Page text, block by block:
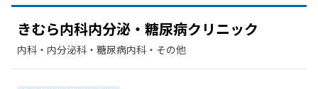
きむら内科内分泌・糖尿病クリニック
内科・​内分泌科・​糖尿病内科・​その他